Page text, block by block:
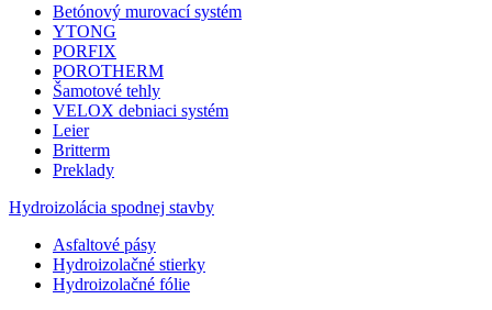
Betónový murovací systém
YTONG
PORFIX
POROTHERM
Šamotové tehly
VELOX debniaci systém
Leier
Britterm
Preklady
Hydroizolácia spodnej stavby
Asfaltové pásy
Hydroizolačné stierky
Hydroizolačné fólie